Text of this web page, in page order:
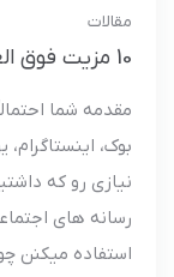
مقالات
10 مزیت فوق العاده شبکه های اجتماعی
مقدمه شما
بوک،
نیازی رو که
رسانه های
استفاده میکنن